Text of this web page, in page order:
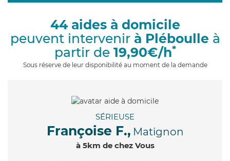
g
i
44 aides à domicile
peuvent intervenir à Pléboulle à
partir de 19,90€/h*
Sous réserve de leur disponibilité au moment de la demande
SÉRIEUSE
Françoise F., Matignon
à 5km de chez Vous